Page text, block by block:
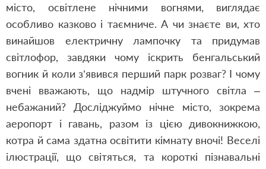
місто, освітлене нічними вогнями, виглядає
особливо казково і таємниче. А чи знаєте ви, хто
винайшов електричну лампочку та придумав
світлофор, завдяки чому іскрить бенгальський
вогник й коли з’явився перший парк розваг?І чому
вчені вважають, що надмір штучного світла –
небажаний? Досліджуймо нічне місто, зокрема
аеропорт і гавань, разом із цією дивокнижкою,
котра й сама здатна освітити кімнату вночі! Веселі
ілюстрації, що світяться, та короткі пізнавальні